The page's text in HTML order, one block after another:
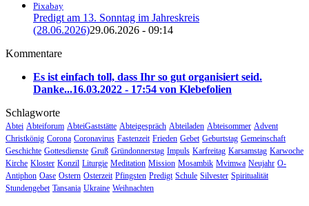
Pixabay
Predigt am 13. Sonntag im Jahreskreis
(28.06.2026)29.06.2026 - 09:14
Kommentare
Es ist einfach toll, dass Ihr so gut organisiert seid.
Danke...16.03.2022 - 17:54 von Klebefolien
Schlagworte
Abtei Abteiforum AbteiGaststätte Abteigespräch Abteiladen Abteisommer Advent
Christkönig Corona Coronavirus Fastenzeit Frieden Gebet Geburtstag Gemeinschaft
Geschichte Gottesdienste Gruß Gründonnerstag Impuls Karfreitag Karsamstag Karwoche
Kirche Kloster Konzil Liturgie Meditation Mission Mosambik Mvimwa Neujahr O-
Antiphon Oase Ostern Osterzeit Pfingsten Predigt Schule Silvester Spiritualität
Stundengebet Tansania Ukraine Weihnachten